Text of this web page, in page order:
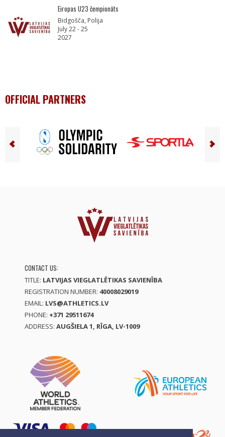
Eiropas U23 čempionāts
Bidgošča, Polija
July 22 - 25
2027
OFFICIAL PARTNERS
CONTACT US:
TITLE: LATVIJAS VIEGLATLĒTIKAS SAVIENĪBA
REGISTRATION NUMBER: 40008029019
EMAIL: LVS@ATHLETICS.LV
PHONE: +371 29511674
ADDRESS: AUGŠIELA 1, RĪGA, LV-1009